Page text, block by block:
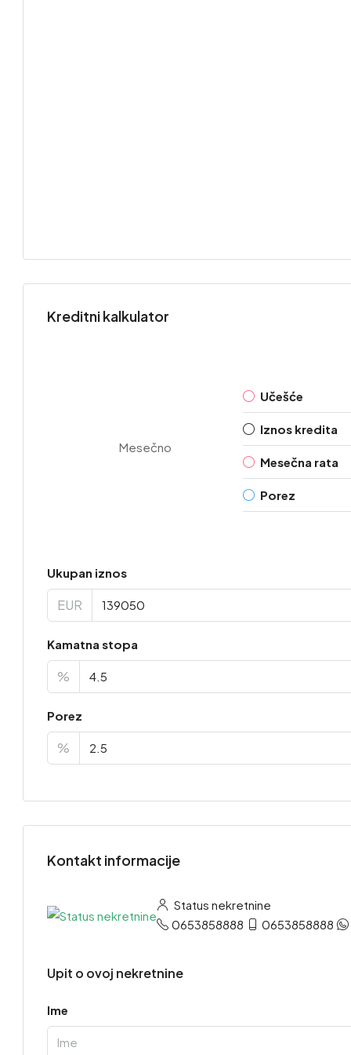
Kreditni kalkulator
Mesečno
Učešće
Iznos kredita
Mesečna rata
Porez
Ukupan iznos
EUR
Kamatna stopa
%
Porez
%
Kontakt informacije
Status nekretnine
0653858888
0653858888
Upit o ovoj nekretnine
Ime